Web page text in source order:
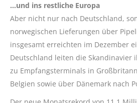
…und ins restliche Europa
Aber nicht nur nach Deutschland,
norwegischen Lieferungen über
insgesamt erreichten im Dezember
Deutschland leiten die Skandinavier
zu Empfangsterminals in
Belgien sowie über Dänemark nach